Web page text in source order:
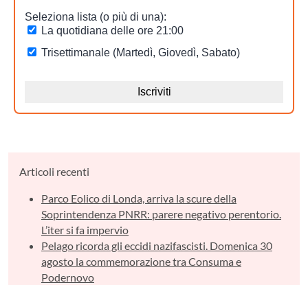
Articoli recenti
Parco Eolico di Londa, arriva la scure della
Soprintendenza PNRR: parere negativo perentorio.
L’iter si fa impervio
Pelago ricorda gli eccidi nazifascisti. Domenica 30
agosto la commemorazione tra Consuma e
Podernovo